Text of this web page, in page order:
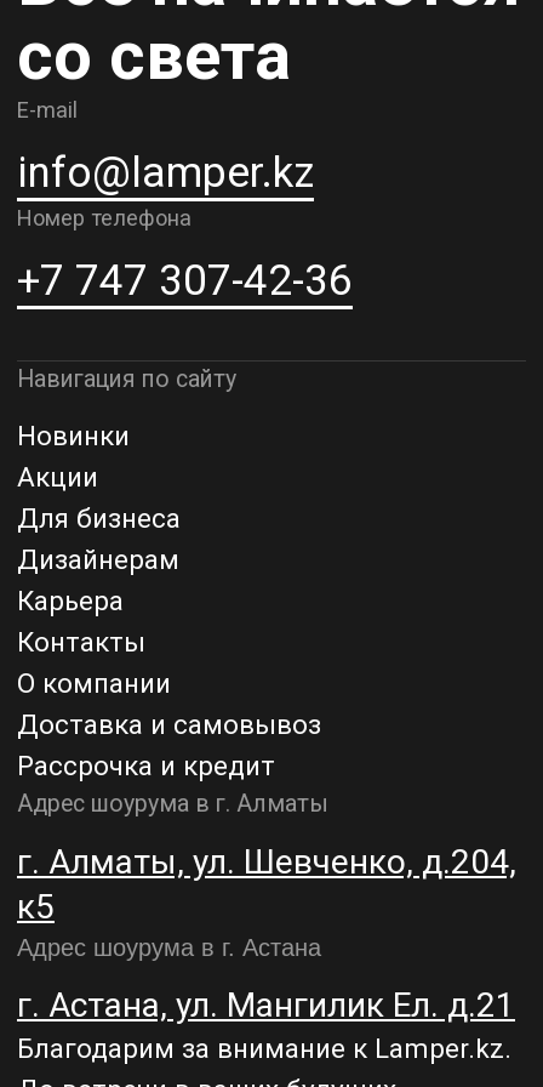
Доставка и самовывоз
Рассрочка и кредит
Адрес шоурума в г. Алматы
г. Алматы, ул. Шевченко, д.204,
к5
Адрес шоурума в г. Астана
Благодарим за внимание к Lamper.kz.
До встречи в ваших будущих
Назад наверх